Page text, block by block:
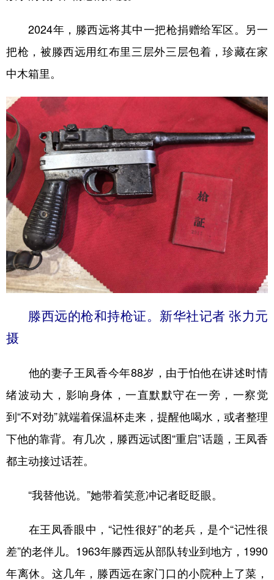
2024年，滕西远将其中一把枪捐赠给军区。另一
把枪，被滕西远用红布里三层外三层包着，珍藏在家
中木箱里。
滕西远的枪和持枪证。新华社记者 张力元
摄
他的妻子王凤香今年88岁，由于怕他在讲述时情
绪波动大，影响身体，一直默默守在一旁，一察觉
到“不对劲”就端着保温杯走来，提醒他喝水，或者整理
下他的靠背。有几次，滕西远试图“重启”话题，王凤香
都主动接过话茬。
“我替他说。”她带着笑意冲记者眨眨眼。
在王凤香眼中，“记性很好”的老兵，是个“记性很
差”的老伴儿。1963年滕西远从部队转业到地方，1990
年离休。这几年，滕西远在家门口的小院种上了菜，